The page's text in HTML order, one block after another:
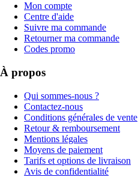
Mon compte
Centre d'aide
Suivre ma commande
Retourner ma commande
Codes promo
À propos
Qui sommes-nous ?
Contactez-nous
Conditions générales de vente
Retour & remboursement
Mentions légales
Moyens de paiement
Tarifs et options de livraison
Avis de confidentialité